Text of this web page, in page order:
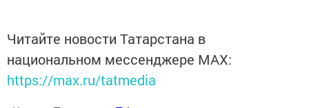
Читайте новости Татарстана в
национальном мессенджере MАХ:
https://max.ru/tatmedia